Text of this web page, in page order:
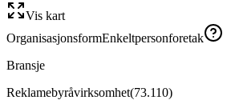
Vis kart
OrganisasjonsformEnkeltpersonforetak
Bransje
Reklamebyråvirksomhet(73.110)